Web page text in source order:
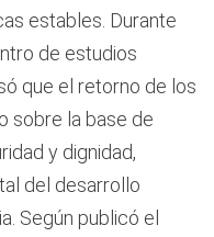
estables. Durante
de estudios
que el retorno de los
sobre la base de
y dignidad,
del desarrollo
Según publicó el